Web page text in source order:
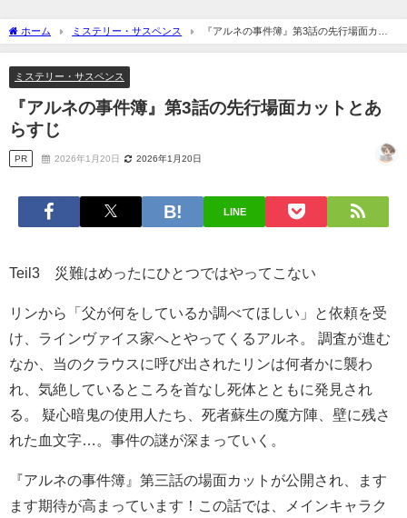
ホーム ミステリー・サスペンス
『アルネの事件簿』第3話の先行場面カッ
トとあらすじ
ミステリー・サスペンス
『アルネの事件簿』第3話の先行場面カットとあ
らすじ
PR 2026年1月20日 2026年1月20日
LINE
Teil3 災難はめったにひとつではやってこない
リンから「父が何をしているか調べてほしい」と依頼を受
け、ラインヴァイス家へとやってくるアルネ。 調査が進む
なか、当のクラウスに呼び出されたリンは何者かに襲わ
れ、気絶しているところを首なし死体とともに発見され
る。 疑心暗鬼の使用人たち、死者蘇生の魔方陣、壁に残さ
れた血文字…。事件の謎が深まっていく。
『アルネの事件簿』第三話の場面カットが公開され、ます
ます期待が高まっています！この話では、メインキャラク